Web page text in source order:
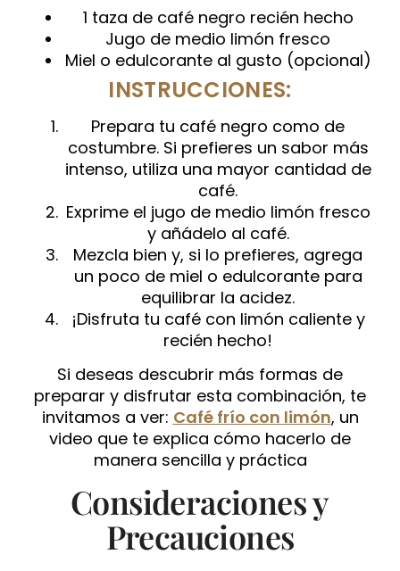
1 taza de café negro recién hecho
Jugo de medio limón fresco
Miel o edulcorante al gusto (opcional)
INSTRUCCIONES:
Prepara tu café negro como de
costumbre. Si prefieres un sabor más
intenso, utiliza una mayor cantidad de
café.
Exprime el jugo de medio limón fresco
y añádelo al café.
Mezcla bien y, si lo prefieres, agrega
un poco de miel o edulcorante para
equilibrar la acidez.
¡Disfruta tu café con limón caliente y
recién hecho!
Si deseas descubrir más formas de
preparar y disfrutar esta combinación, te
invitamos a ver: Café frío con limón, un
video que te explica cómo hacerlo de
manera sencilla y práctica
Consideraciones y
Precauciones